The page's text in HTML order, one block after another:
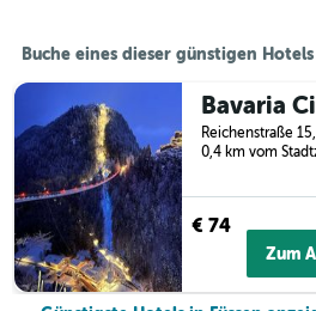
Buche eines dieser günstigen Hotels
0,4 km vom
€ 74
Zum